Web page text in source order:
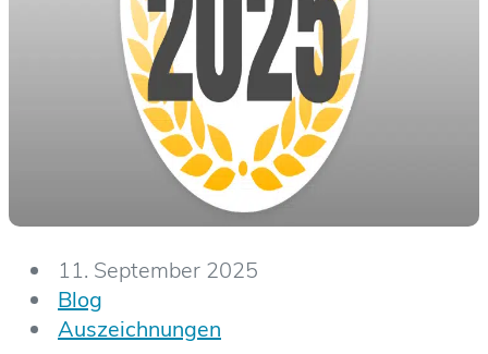
11. September 2025
Blog
Auszeichnungen